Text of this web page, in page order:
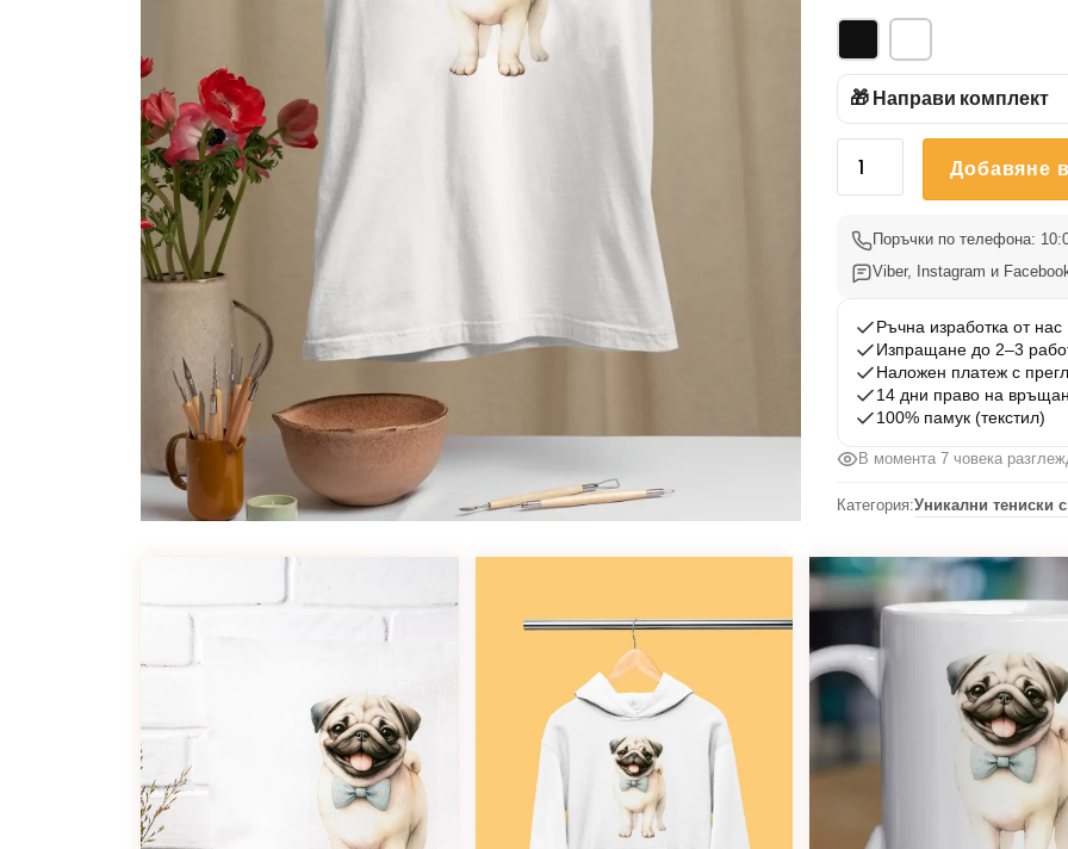
🎁 Направи комплект
количество
Мопс
005
Добавяне
Поръчки по телефона:
Viber, Instagram и
Ръчна изработка от нас
Изпращане до 2–3
Наложен платеж с
14 дни право на
100% памук (текстил)
В момента 7 човека
Категория:Уникални тениски